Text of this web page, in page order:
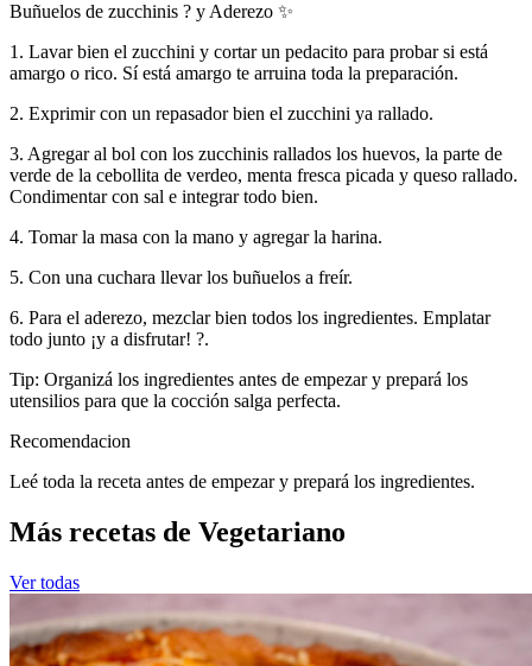
Buñuelos de zucchinis ? y Aderezo ✨
1. Lavar bien el zucchini y cortar un pedacito para probar si está
amargo o rico. Sí está amargo te arruina toda la preparación.
2. Exprimir con un repasador bien el zucchini ya rallado.
3. Agregar al bol con los zucchinis rallados los huevos, la parte de
verde de la cebollita de verdeo, menta fresca picada y queso rallado.
Condimentar con sal e integrar todo bien.
4. Tomar la masa con la mano y agregar la harina.
5. Con una cuchara llevar los buñuelos a freír.
6. Para el aderezo, mezclar bien todos los ingredientes. Emplatar
todo junto ¡y a disfrutar! ?.
Tip: Organizá los ingredientes antes de empezar y prepará los
utensilios para que la cocción salga perfecta.
Recomendacion
Leé toda la receta antes de empezar y prepará los ingredientes.
Más recetas de Vegetariano
Ver todas